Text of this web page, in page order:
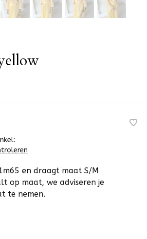
en draagt maat S/M
op maat, we adviseren je
te nemen.